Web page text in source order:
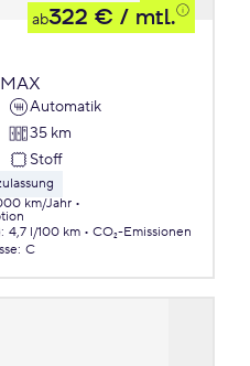
ab322 € / mtl.
Automatik
35 km
Stoff
km/Jahr
: 4,7 l/100 km
CO₂-Emissionen
: C